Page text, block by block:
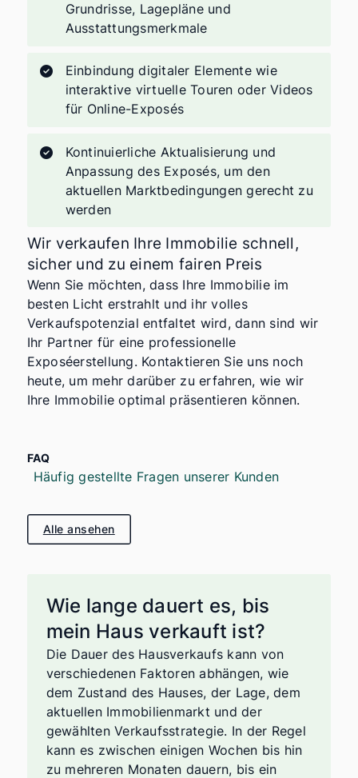
Grundrisse, Lagepläne und
Ausstattungsmerkmale
Einbindung digitaler Elemente wie
interaktive virtuelle Touren oder Videos
für Online-Exposés
Kontinuierliche Aktualisierung und
Anpassung des Exposés, um den
aktuellen Marktbedingungen gerecht zu
werden
Wir verkaufen Ihre Immobilie schnell,
sicher und zu einem fairen Preis
Wenn Sie möchten, dass Ihre Immobilie im
besten Licht erstrahlt und ihr volles
Verkaufspotenzial entfaltet wird, dann sind wir
Ihr Partner für eine professionelle
Exposéerstellung. Kontaktieren Sie uns noch
heute, um mehr darüber zu erfahren, wie wir
Ihre Immobilie optimal präsentieren können.
FAQ
Häufig gestellte Fragen unserer Kunden
Alle ansehen
Wie lange dauert es, bis
mein Haus verkauft ist?
Die Dauer des Hausverkaufs kann von
verschiedenen Faktoren abhängen, wie
dem Zustand des Hauses, der Lage, dem
aktuellen Immobilienmarkt und der
gewählten Verkaufsstrategie. In der Regel
kann es zwischen einigen Wochen bis hin
zu mehreren Monaten dauern, bis ein